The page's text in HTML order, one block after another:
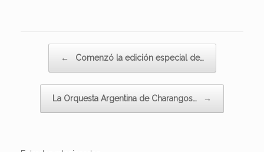
← Comenzó la edición especial de…
La Orquesta Argentina de Charangos… →